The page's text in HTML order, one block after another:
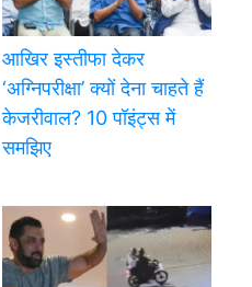
आखिर इस्तीफा देकर
‘अग्निपरीक्षा’ क्यों देना चाहते हैं
केजरीवाल? 10 पॉइंट्स में
समझिए